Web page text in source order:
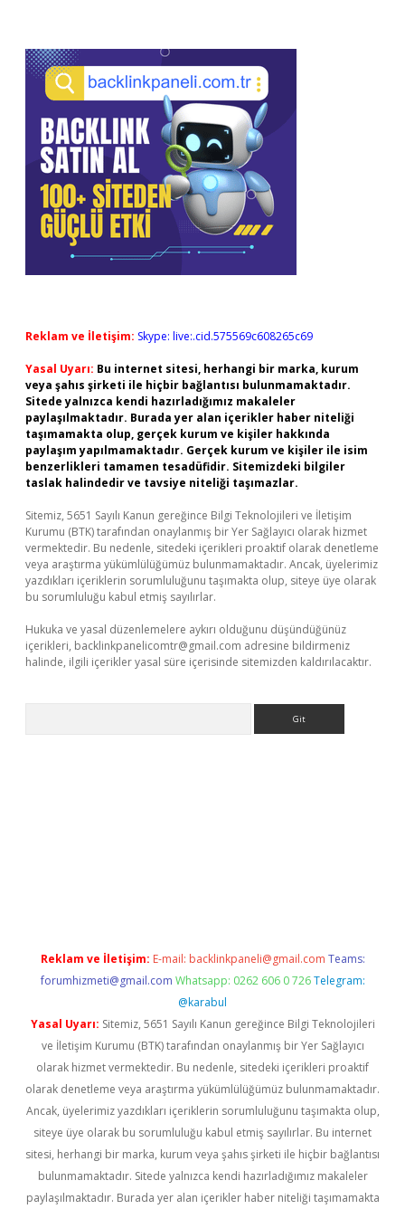
Reklam ve İletişim: Skype: live:.cid.575569c608265c69
Yasal Uyarı: Bu internet sitesi, herhangi bir marka, kurum
veya şahıs şirketi ile hiçbir bağlantısı bulunmamaktadır.
Sitede yalnızca kendi hazırladığımız makaleler
paylaşılmaktadır. Burada yer alan içerikler haber niteliği
taşımamakta olup, gerçek kurum ve kişiler hakkında
paylaşım yapılmamaktadır. Gerçek kurum ve kişiler ile isim
benzerlikleri tamamen tesadüfidir. Sitemizdeki bilgiler
taslak halindedir ve tavsiye niteliği taşımazlar.
Sitemiz, 5651 Sayılı Kanun gereğince Bilgi Teknolojileri ve İletişim
Kurumu (BTK) tarafından onaylanmış bir Yer Sağlayıcı olarak hizmet
vermektedir. Bu nedenle, sitedeki içerikleri proaktif olarak denetleme
veya araştırma yükümlülüğümüz bulunmamaktadır. Ancak, üyelerimiz
yazdıkları içeriklerin sorumluluğunu taşımakta olup, siteye üye olarak
bu sorumluluğu kabul etmiş sayılırlar.
Hukuka ve yasal düzenlemelere aykırı olduğunu düşündüğünüz
içerikleri, backlinkpanelicomtr@gmail.com adresine bildirmeniz
halinde, ilgili içerikler yasal süre içerisinde sitemizden kaldırılacaktır.
Reklam ve İletişim: E-mail: backlinkpaneli@gmail.com Teams:
forumhizmeti@gmail.com Whatsapp: 0262 606 0 726 Telegram:
@karabul
Yasal Uyarı: Sitemiz, 5651 Sayılı Kanun gereğince Bilgi Teknolojileri
ve İletişim Kurumu (BTK) tarafından onaylanmış bir Yer Sağlayıcı
olarak hizmet vermektedir. Bu nedenle, sitedeki içerikleri proaktif
olarak denetleme veya araştırma yükümlülüğümüz bulunmamaktadır.
Ancak, üyelerimiz yazdıkları içeriklerin sorumluluğunu taşımakta olup,
siteye üye olarak bu sorumluluğu kabul etmiş sayılırlar. Bu internet
sitesi, herhangi bir marka, kurum veya şahıs şirketi ile hiçbir bağlantısı
bulunmamaktadır. Sitede yalnızca kendi hazırladığımız makaleler
paylaşılmaktadır. Burada yer alan içerikler haber niteliği taşımamakta